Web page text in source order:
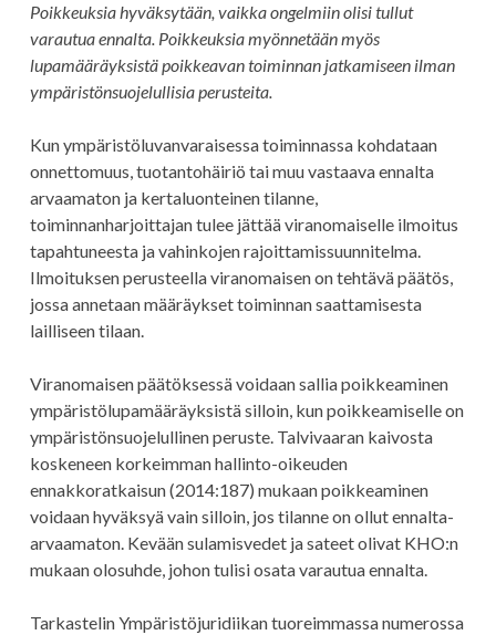
Poikkeuksia hyväksytään, vaikka ongelmiin olisi tullut
varautua ennalta. Poikkeuksia myönnetään myös
lupamääräyksistä poikkeavan toiminnan jatkamiseen ilman
ympäristönsuojelullisia perusteita.
Kun ympäristöluvanvaraisessa toiminnassa kohdataan
onnettomuus, tuotantohäiriö tai muu vastaava ennalta
arvaamaton ja kertaluonteinen tilanne,
toiminnanharjoittajan tulee jättää viranomaiselle ilmoitus
tapahtuneesta ja vahinkojen rajoittamissuunnitelma.
Ilmoituksen perusteella viranomaisen on tehtävä päätös,
jossa annetaan määräykset toiminnan saattamisesta
lailliseen tilaan.
Viranomaisen päätöksessä voidaan sallia poikkeaminen
ympäristölupamääräyksistä silloin, kun poikkeamiselle on
ympäristönsuojelullinen peruste. Talvivaaran kaivosta
koskeneen korkeimman hallinto-oikeuden
ennakkoratkaisun (2014:187) mukaan poikkeaminen
voidaan hyväksyä vain silloin, jos tilanne on ollut ennalta-
arvaamaton. Kevään sulamisvedet ja sateet olivat KHO:n
mukaan olosuhde, johon tulisi osata varautua ennalta.
Tarkastelin Ympäristöjuridiikan tuoreimmassa numerossa